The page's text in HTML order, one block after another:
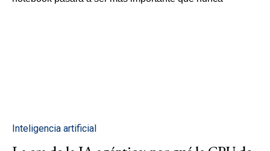
Inteligencia artificial